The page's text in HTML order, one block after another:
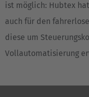
Nederland
Nederlands
ist möglich: Hubtex
auch für den
diese um
Vollautomatisierung